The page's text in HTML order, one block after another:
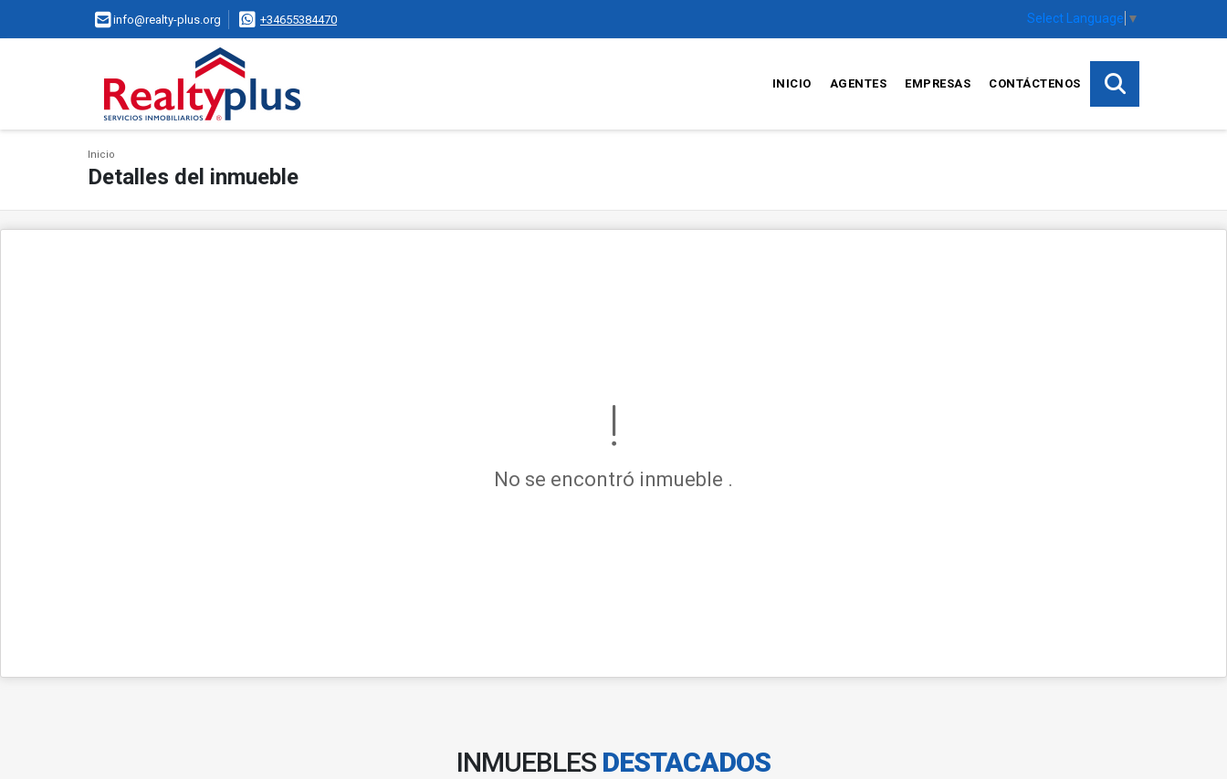
info@realty-plus.org +34655384470 Select Language ▼
INICIO AGENTES EMPRESAS CONTÁCTENOS
Inicio
Detalles del inmueble
No se encontró inmueble .
INMUEBLES DESTACADOS